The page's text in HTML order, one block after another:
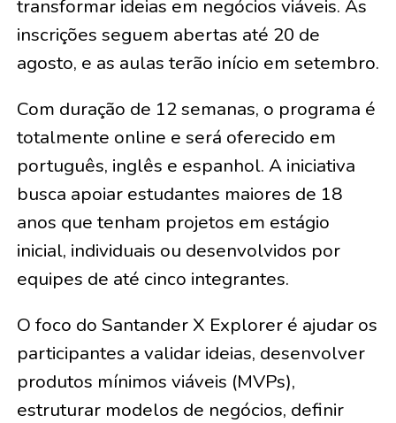
transformar ideias em negócios viáveis. As
inscrições seguem abertas até 20 de
agosto, e as aulas terão início em setembro.
Com duração de 12 semanas, o programa é
totalmente online e será oferecido em
português, inglês e espanhol. A iniciativa
busca apoiar estudantes maiores de 18
anos que tenham projetos em estágio
inicial, individuais ou desenvolvidos por
equipes de até cinco integrantes.
O foco do Santander X Explorer é ajudar os
participantes a validar ideias, desenvolver
produtos mínimos viáveis (MVPs),
estruturar modelos de negócios, definir